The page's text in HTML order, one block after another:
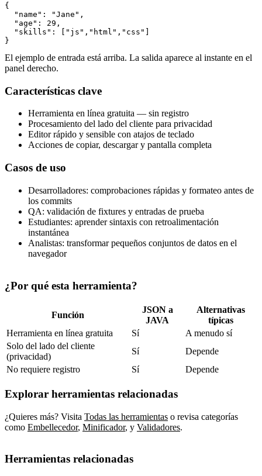
{
  "name": "Jane",
  "age": 29,
  "skills": ["js","html","css"]
}
El ejemplo de entrada está arriba. La salida aparece al instante en el
panel derecho.
Características clave
Herramienta en línea gratuita — sin registro
Procesamiento del lado del cliente para privacidad
Editor rápido y sensible con atajos de teclado
Acciones de copiar, descargar y pantalla completa
Casos de uso
Desarrolladores: comprobaciones rápidas y formateo antes de
los commits
QA: validación de fixtures y entradas de prueba
Estudiantes: aprender sintaxis con retroalimentación
instantánea
Analistas: transformar pequeños conjuntos de datos en el
navegador
¿Por qué esta herramienta?
Función
JSON a
JAVA
Alternativas
típicas
Herramienta en línea gratuita
Sí
A menudo sí
Solo del lado del cliente
(privacidad)
Sí
Depende
No requiere registro
Sí Depende
Explorar herramientas relacionadas
¿Quieres más? Visita Todas las herramientas o revisa categorías
como Embellecedor, Minificador, y Validadores.
Herramientas relacionadas